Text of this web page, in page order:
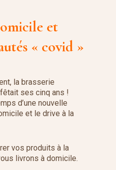
et
« covid »
la brasserie
ses cinq ans !
d’une nouvelle
et le drive à la
vos produits à la
livrons à domicile.